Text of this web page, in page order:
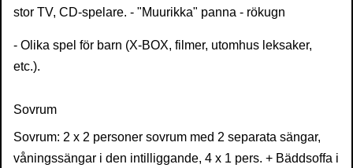
stor TV, CD-spelare. - "Muurikka" panna - rökugn
- Olika spel för barn (X-BOX, filmer, utomhus leksaker,
etc.).
Sovrum
Sovrum: 2 x 2 personer sovrum med 2 separata sängar,
våningssängar i den intilliggande, 4 x 1 pers. + Bäddsoffa i